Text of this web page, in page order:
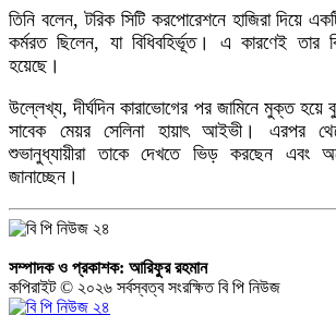
তিনি বলেন, টরিক সিটি করপোরেশনে হাজিরা দিয়ে
কর্মরত ছিলেন, যা বিধিবহির্ভূত। এ কারণেই তার
হয়েছে।
উল্লেখ্য, দীর্ঘদিন কারাভোগের পর জামিনে মুক্ত হয়ে
সাবেক মেয়র সেলিনা হায়াৎ আইভী। এরপর
শুভানুধ্যায়ীরা তাকে দেখতে ভিড় করছেন এবং
জানাচ্ছেন।
সম্পাদক ও প্রকাশক: আরিফুর রহমান
কপিরাইট © ২০২৬ সর্বস্বত্ব সংরক্ষিত বি পি নিউজ